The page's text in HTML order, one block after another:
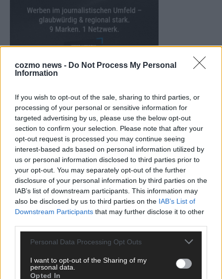
cozmo news - Do Not Process My Personal
Information
If you wish to opt-out of the sale, sharing to third parties, or
processing of your personal or sensitive information for
targeted advertising by us, please use the below opt-out
section to confirm your selection. Please note that after your
opt-out request is processed you may continue seeing
interest-based ads based on personal information utilized by
us or personal information disclosed to third parties prior to
your opt-out. You may separately opt-out of the further
disclosure of your personal information by third parties on the
IAB’s list of downstream participants. This information may
also be disclosed by us to third parties on the IAB’s List of
Downstream Participants that may further disclose it to other
Personal Data Processing Opt Outs
I want to opt-out of the Sharing of my
personal data.
Opted In
KEINE NEWS MEHR VERPASSEN